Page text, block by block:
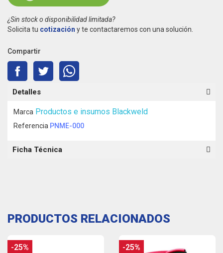
¿Sin stock o disponibilidad limitada?
Solicita tu cotización y te contactaremos con una solución.
Compartir
PRODUCTOS RELACIONADOS
-25% -25%
Detalles
Marca Productos e insumos Blackweld
Referencia PNME-000
Ficha Técnica